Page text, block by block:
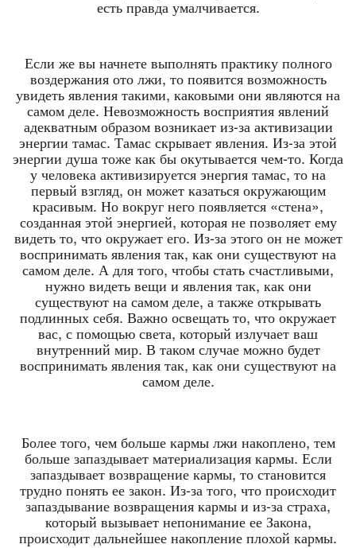
есть правда умалчивается.
Если же вы начнете выполнять практику полного
воздержания ото лжи, то появится возможность
увидеть явления такими, каковыми они являются на
самом деле. Невозможность восприятия явлений
адекватным образом возникает из-за активизации
энергии тамас. Тамас скрывает явления. Из-за этой
энергии душа тоже как бы окутывается чем-то. Когда
у человека активизируется энергия тамас, то на
первый взгляд, он может казаться окружающим
красивым. Но вокруг него появляется «стена»,
созданная этой энергией, которая не позволяет ему
видеть то, что окружает его. Из-за этого он не может
воспринимать явления так, как они существуют на
самом деле. А для того, чтобы стать счастливыми,
нужно видеть вещи и явления так, как они
существуют на самом деле, а также открывать
подлинных себя. Важно освещать то, что окружает
вас, с помощью света, который излучает ваш
внутренний мир. В таком случае можно будет
воспринимать явления так, как они существуют на
самом деле.
Более того, чем больше кармы лжи накоплено, тем
больше запаздывает материализация кармы. Если
запаздывает возвращение кармы, то становится
трудно понять ее закон. Из-за того, что происходит
запаздывание возвращения кармы и из-за страха,
который вызывает непонимание ее Закона,
происходит дальнейшее накопление плохой кармы.